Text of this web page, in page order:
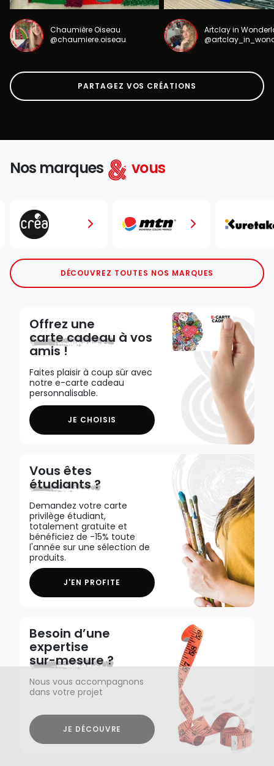
Chaumière Oiseau
@chaumiere.oiseau
Artclay in
PARTAGEZ VOS CRÉATIONS
Nos marques vous
DÉCOUVREZ TOUTES NOS MARQUES
Offrez une
carte cadeau à vos
amis !
Faites plaisir à coup sûr avec
notre e-carte cadeau
personnalisable.
JE CHOISIS
Vous êtes
étudiants ?
Demandez votre carte
privilège étudiant,
totalement gratuite et
bénéficiez de -15% toute
l'année sur une sélection de
produits.
J'EN PROFITE
Besoin d’une
expertise
sur-mesure ?
Nous vous accompagnons
dans votre projet
JE DÉCOUVRE